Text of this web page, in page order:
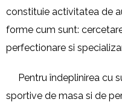
constituie activitatea de
forme cum sunt:
perfectionare si
Pentru îndeplinirea cu
sportive de masa si de